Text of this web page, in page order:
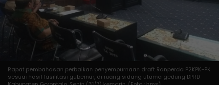
Rapat pembahasan perbaikan penyempurnaan draft Ranperda P2KPK-PK
sesuai hasil fasilitasi gubernur, di ruang sidang utama gedung DPRD